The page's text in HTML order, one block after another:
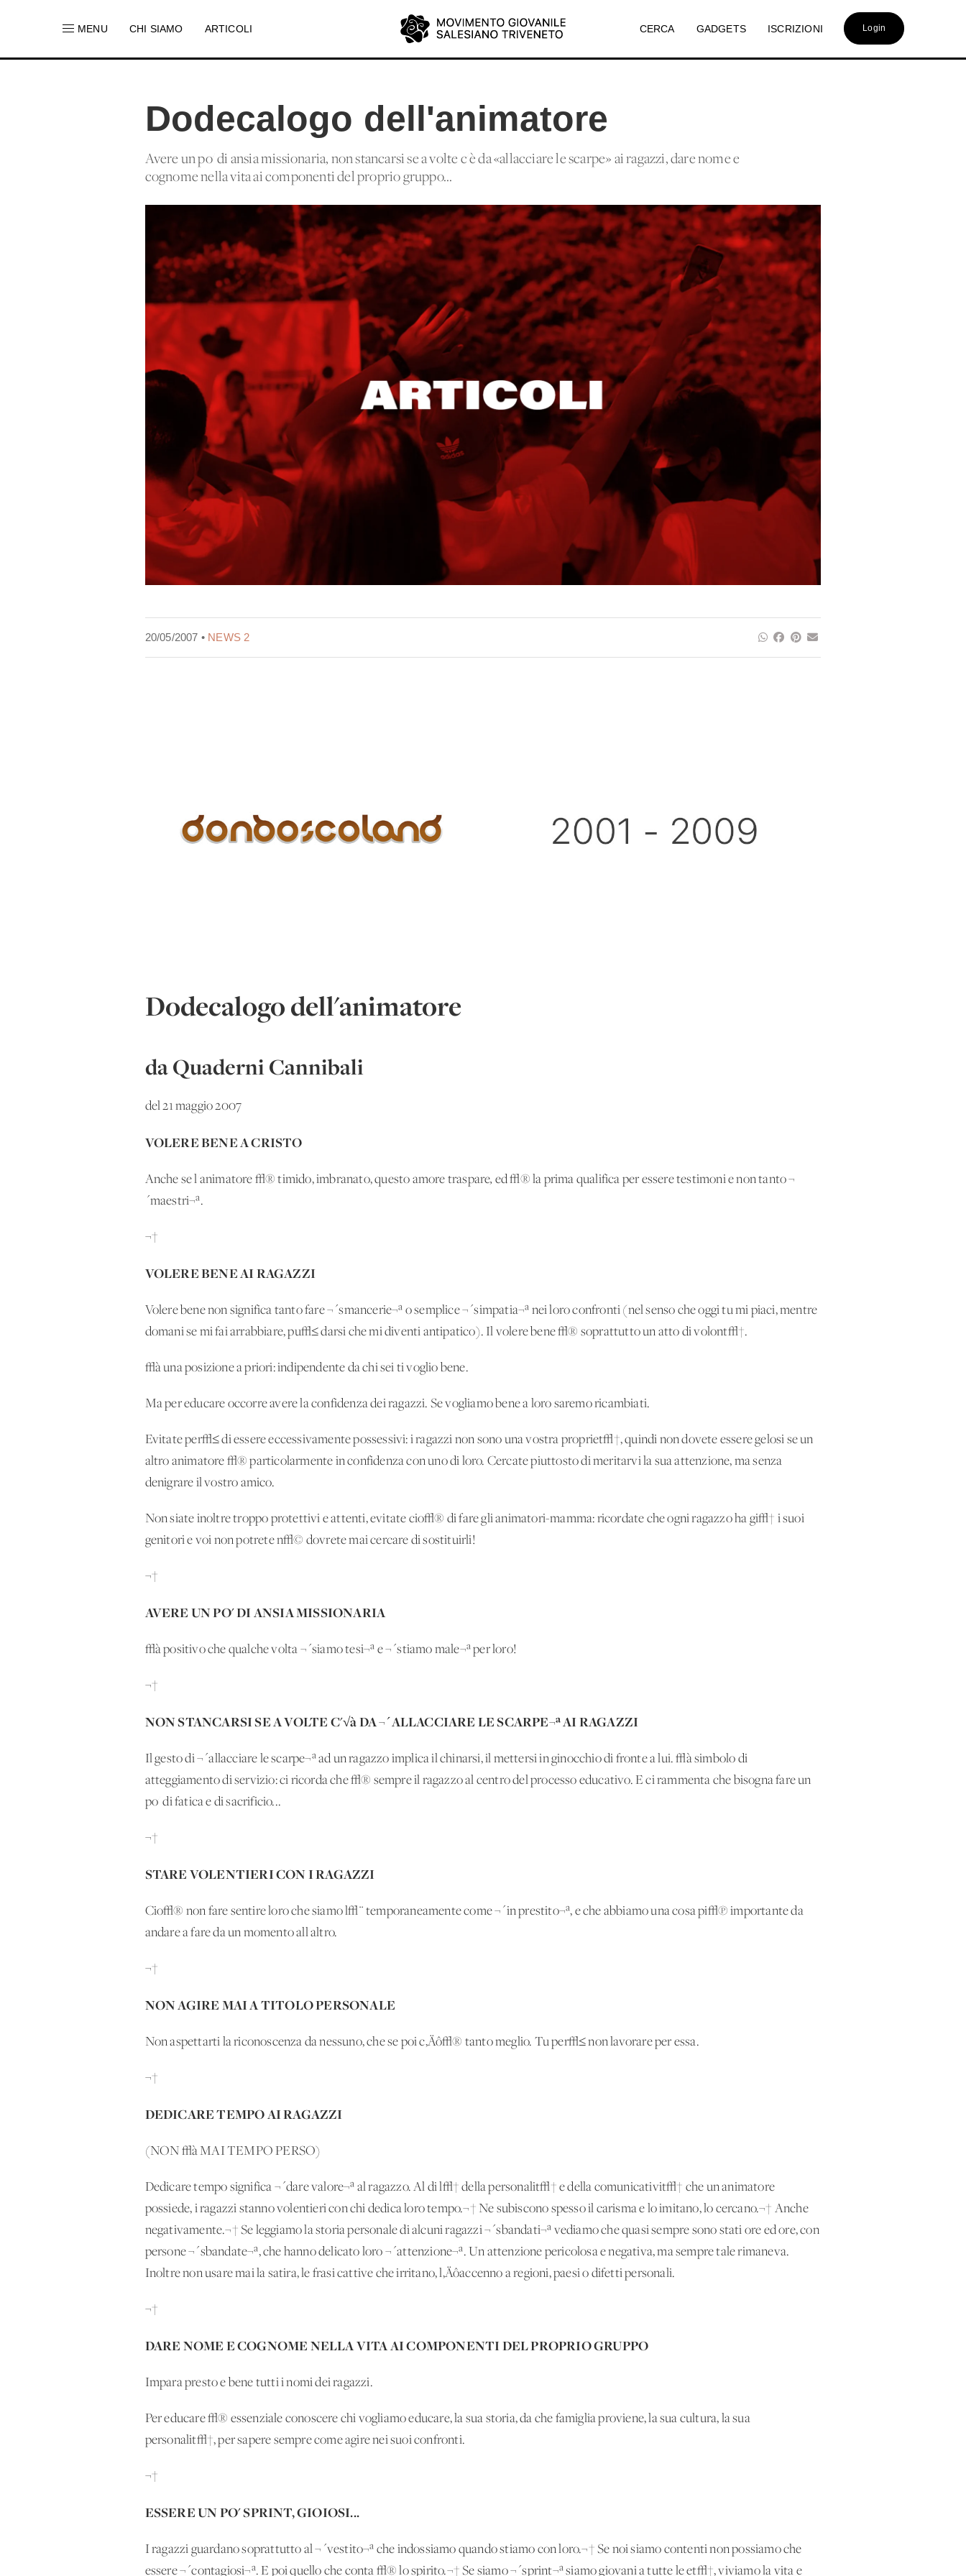
MENU CHI SIAMO ARTICOLI CERCA GADGETS ISCRIZIONI Login
Dodecalogo dell'animatore
Avere un po' di ansia missionaria, non stancarsi se a volte c'è da «allacciare le scarpe» ai ragazzi, dare nome e
cognome nella vita ai componenti del proprio gruppo...
20/05/2007 • NEWS 2
Dodecalogo dell'animatore
da Quaderni Cannibali
del 21 maggio 2007
VOLERE BENE A CRISTO
Anche se l'animatore √® timido, imbranato, questo amore traspare, ed √® la prima qualifica per essere testimoni e non tanto ¬
´maestri¬ª.
¬†
VOLERE BENE AI RAGAZZI
Volere bene non significa tanto fare ¬´smancerie¬ª o semplice ¬´simpatia¬ª nei loro confronti (nel senso che oggi tu mi piaci, mentre
domani se mi fai arrabbiare, pu√≤ darsi che mi diventi antipatico). Il volere bene √® soprattutto un atto di volont√†.
√à una posizione a priori: indipendente da chi sei ti voglio bene.
Ma per educare occorre avere la confidenza dei ragazzi. Se vogliamo bene a loro saremo ricambiati.
Evitate per√≤ di essere eccessivamente possessivi: i ragazzi non sono una vostra propriet√†, quindi non dovete essere gelosi se un
altro animatore √® particolarmente in confidenza con uno di loro. Cercate piuttosto di meritarvi la sua attenzione, ma senza
denigrare il vostro amico.
Non siate inoltre troppo protettivi e attenti, evitate cio√® di fare gli animatori-mamma: ricordate che ogni ragazzo ha gi√† i suoi
genitori e voi non potrete n√© dovrete mai cercare di sostituirli!
¬†
AVERE UN PO' DI ANSIA MISSIONARIA
√à positivo che qualche volta ¬´siamo tesi¬ª e ¬´stiamo male¬ª per loro!
¬†
NON STANCARSI SE A VOLTE C'√à DA ¬´ALLACCIARE LE SCARPE¬ª AI RAGAZZI
Il gesto di ¬´allacciare le scarpe¬ª ad un ragazzo implica il chinarsi, il mettersi in ginocchio di fronte a lui. √à simbolo di
atteggiamento di servizio: ci ricorda che √® sempre il ragazzo al centro del processo educativo. E ci rammenta che bisogna fare un
po' di fatica e di sacrificio...
¬†
STARE VOLENTIERI CON I RAGAZZI
Cio√® non fare sentire loro che siamo l√¨ temporaneamente come ¬´in prestito¬ª, e che abbiamo una cosa pi√π importante da
andare a fare da un momento all'altro.
¬†
NON AGIRE MAI A TITOLO PERSONALE
Non aspettarti la riconoscenza da nessuno, che se poi c‚Äô√® tanto meglio. Tu per√≤ non lavorare per essa.
¬†
DEDICARE TEMPO AI RAGAZZI
(NON √à MAI TEMPO PERSO)
Dedicare tempo significa ¬´dare valore¬ª al ragazzo. Al di l√† della personalit√† e della comunicativit√† che un animatore
possiede, i ragazzi stanno volentieri con chi dedica loro tempo.¬† Ne subiscono spesso il carisma e lo imitano, lo cercano.¬† Anche
negativamente.¬† Se leggiamo la storia personale di alcuni ragazzi ¬´sbandati¬ª vediamo che quasi sempre sono stati ore ed ore, con
persone ¬´sbandate¬ª, che hanno delicato loro ¬´attenzione¬ª. Un'attenzione pericolosa e negativa, ma sempre tale rimaneva.
Inoltre non usare mai la satira, le frasi cattive che irritano, l‚Äôaccenno a regioni, paesi o difetti personali.
¬†
DARE NOME E COGNOME NELLA VITA AI COMPONENTI DEL PROPRIO GRUPPO
Impara presto e bene tutti i nomi dei ragazzi.
Per educare √® essenziale conoscere chi vogliamo educare, la sua storia, da che famiglia proviene, la sua cultura, la sua
personalit√†, per sapere sempre come agire nei suoi confronti.
¬†
ESSERE UN PO' SPRINT, GIOIOSI...
I ragazzi guardano soprattutto al ¬´vestito¬ª che indossiamo quando stiamo con loro.¬† Se noi siamo contenti non possiamo che
essere ¬´contagiosi¬ª. E poi quello che conta √® lo spirito.¬† Se siamo ¬´sprint¬ª siamo giovani a tutte le et√†, viviamo la vita e